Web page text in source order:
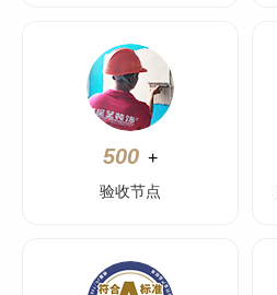
500 +
验收节点